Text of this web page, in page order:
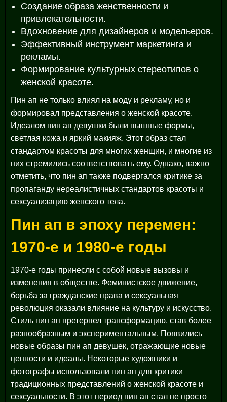
Создание образа женственности и
привлекательности.
Вдохновение для дизайнеров и модельеров.
Эффективный инструмент маркетинга и
рекламы.
Формирование культурных стереотипов о
женской красоте.
Пин ап не только влиял на моду и рекламу, но и
формировал представления о женской красоте.
Идеалом пин ап девушки были пышные формы,
светлая кожа и яркий макияж. Этот образ стал
стандартом красоты для многих женщин, и многие из
них стремились соответствовать ему. Однако, важно
отметить, что пин ап также подвергался критике за
пропаганду нереалистичных стандартов красоты и
сексуализацию женского тела.
Пин ап в эпоху перемен:
1970-е и 1980-е годы
1970-е годы принесли с собой новые вызовы и
изменения в обществе. Феминистское движение,
борьба за гражданские права и сексуальная
революция оказали влияние на культуру и искусство.
Стиль пин ап претерпел трансформацию, став более
разнообразным и экспериментальным. Появились
новые образы пин ап девушек, отражающие новые
ценности и идеалы. Некоторые художники и
фотографы использовали пин ап для критики
традиционных представлений о женской красоте и
сексуальности. В этот период пин ап стал не просто